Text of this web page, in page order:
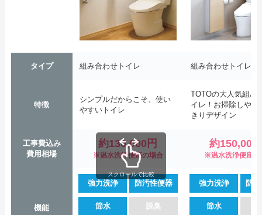
タイプ 組み合わせトイレ 組み合わせトイレ
特徴
シンプルだからこそ、使い
やすいトイレ
TOTOの大人気組み
イレ！お掃除しやす
きりデザイン
工事費込み
費用相場
約130,000円
※温水洗浄便座の場合
約150,000
※温水洗浄便座の
機能
強力洗浄 防汚性便器
節水 脱臭
強力洗浄 防
節水
スクロールで比較